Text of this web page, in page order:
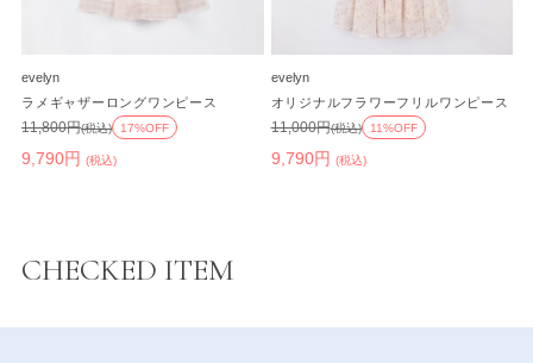
evelyn
ラメギャザーロングワンピース
9,790円 (税込)
11,800円(税込) 17%OFF
evelyn
オリジナルフラワーフリルワンピース
9,790円 (税込)
11,000円(税込) 11%OFF
CHECKED ITEM